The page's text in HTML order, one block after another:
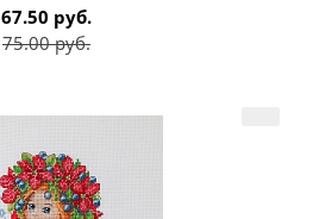
67.50 руб.
75.00 руб.